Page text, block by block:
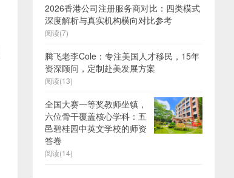
2026香港公司注册服务商对比：四类模式
深度解析与真实机构横向对比参考
阅读(7)
腾飞老李Cole：专注美国人才移民，15年
资深顾问，定制赴美发展方案
阅读(13)
全国大赛一等奖教师坐镇，
六位骨干覆盖核心学科：五
邑碧桂园中英文学校的师资
答卷
阅读(14)